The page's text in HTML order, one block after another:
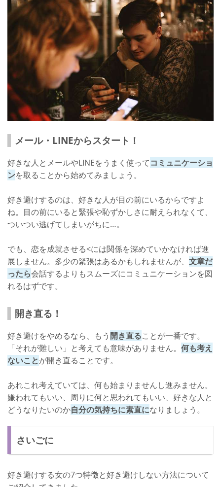
メール・LINEからスタート！
好きな人とメールやLINEをうまく使ってコミュニケーショ
ンを取ることから始めてみましょう。
好き避けするのは、好きな人が目の前にいるからですよ
ね。目の前にいると緊張や恥ずかしさに耐えられなくて、
ついつい逃げてしまいがちに…。
でも、恋を成就させる<には関係を深めていかなければ進
展しません。多少の緊張はあるかもしれませんが、 文章だ
ったら会話するよりもスムーズにコミュニケーションを図
れるはずです。
開き直る！
好き避けをやめるなら、もう 開き直ることが一番です。
「それが難しい」と考えても意味がありません。 何も考え
ないことが開き直ることです。
あれこれ考えていては、何も始まりませんし進みません。
嫌われてもいい、周りに何と思われてもいい、好きな人と
どうなりたいのか自分の気持ちに素直になりましょう。
さいごに
好き避けする女の7つ特徴と好き避けしない方法について